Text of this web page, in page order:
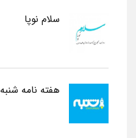
سلام نوپا
هفته نامه شنبه